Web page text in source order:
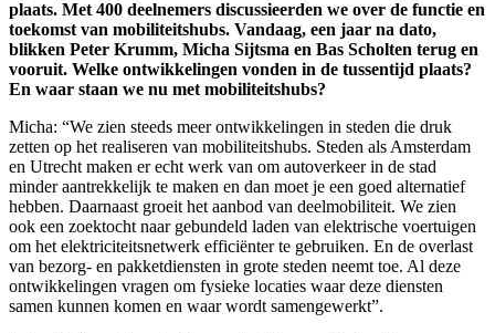
plaats. Met 400 deelnemers discussieerden we over de functie en
toekomst van mobiliteitshubs. Vandaag, een jaar na dato,
blikken Peter Krumm, Micha Sijtsma en Bas Scholten terug en
vooruit. Welke ontwikkelingen vonden in de tussentijd plaats?
En waar staan we nu met mobiliteitshubs?
Micha: “We zien steeds meer ontwikkelingen in steden die druk
zetten op het realiseren van mobiliteitshubs. Steden als Amsterdam
en Utrecht maken er echt werk van om autoverkeer in de stad
minder aantrekkelijk te maken en dan moet je een goed alternatief
hebben. Daarnaast groeit het aanbod van deelmobiliteit. We zien
ook een zoektocht naar gebundeld laden van elektrische voertuigen
om het elektriciteitsnetwerk efficiënter te gebruiken. En de overlast
van bezorg- en pakketdiensten in grote steden neemt toe. Al deze
ontwikkelingen vragen om fysieke locaties waar deze diensten
samen kunnen komen en waar wordt samengewerkt”.